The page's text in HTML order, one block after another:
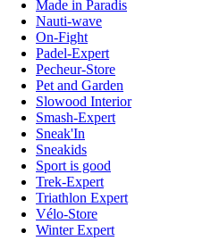
Made in Paradis
Nauti-wave
On-Fight
Padel-Expert
Pecheur-Store
Pet and Garden
Slowood Interior
Smash-Expert
Sneak'In
Sneakids
Sport is good
Trek-Expert
Triathlon Expert
Vélo-Store
Winter Expert